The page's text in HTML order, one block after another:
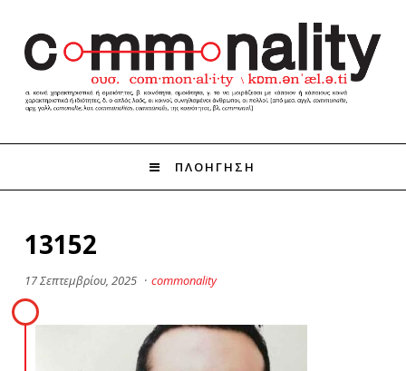
ΠΛΟΗΓΗΣΗ
13152
17 Σεπτεμβρίου, 2025 · commonality